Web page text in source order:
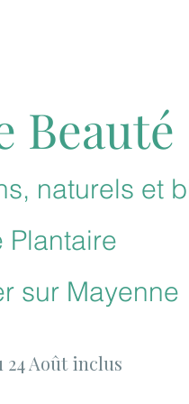
Beauté
naturels et
Plantaire
sur Mayenne
24 Août inclus